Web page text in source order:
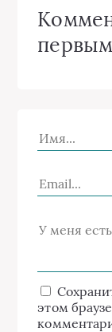
первым
этом